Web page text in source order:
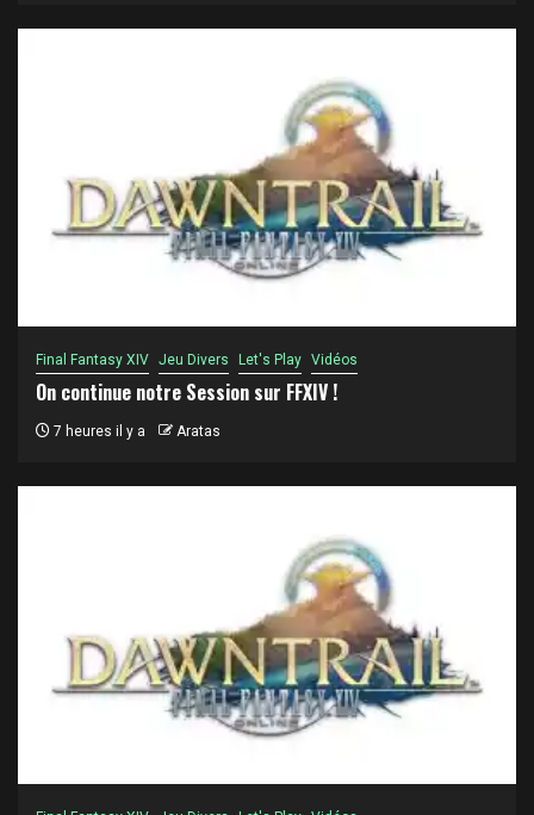
Final Fantasy XIV Jeu Divers Let's Play Vidéos
On continue notre Session sur FFXIV !
7 heures il y a Aratas